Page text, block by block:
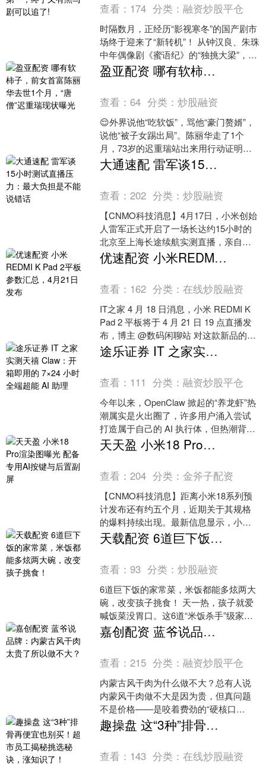
查看： 174 分类：融资炒股平仓
时隔数月，正经历“影视寒冬”的国产剧市
场终于迎来了“新转机”！ 从钟汉良、朱珠
中年偶像剧《蜜语纪》的“独挑大梁”，到
王骁、田曦薇黑马幽默悬疑剧《低智商
犯罪》的口....
盈亚配资 哪有软柿子，前女首富陈丽华去世1个月，“唐僧”迟重瑞现状曝光
查看：64 分类：炒股融资
😌外界说他“吃软饭”，骂他“豪门赘婿”，
说他“被子女踢出局”。陈丽华走了1个
月，73岁的迟重瑞站出来用行动证明：
他不是软柿子。 ⚡最震撼的选择：放弃
470亿遗产....
大通速配 雷军谈15小时测试直播压力：最大负担是不能说错话
查看：202 分类：炒股融资
【CNMO科技消息】4月17日，小米创始
人雷军正式开启了一场长达约15小时的
北京至上海长途续航实测直播，亲自驾
驶新一代小米SU7挑战全程约1265公里
仅补能一次....
优速配资 小米REDMI K Pad 2平板参数汇总，4月21日发布
查看： 162 分类：在线炒股融资
IT之家 4 月 18 日消息，小米 REDMI K
Pad 2 平板将于 4 月 21 日 19 点直播发
布，博主 @数码闲聊站 对这款新品的参
数进行了汇总。....
途乐证券 IT 之家实测天禧 Claw：开箱即用的 7×24 小时全端超能 AI 助理
查看： 111 分类：融资炒股平仓
今年以来，OpenClaw 掀起的“养龙虾”热
潮属实是火出圈了，许多用户涌入尝试
打造属于自己的 AI 执行体，但热潮背
后，痛点也随之暴露：复杂的环境部
署、繁琐的....
天天盈 小米18 Pro渲染图曝光 配备专用AI按键与后置副屏
查看：204 分类：金斧子配资
【CNMO科技消息】距离小米18系列预
计发布还有约五个月，近期关于其规格
的爆料持续出现。最新信息显示，小米
18 Pro的机身背部渲染图及一枚全新的专
用AI按键被....
天载配资 6道巨下饭的家常菜，米饭都能多炫两大碗，改变孩子挑食！
查看：93 分类：炒股融资
6道巨下饭的家常菜，米饭都能多炫两大
碗，改变孩子挑食！ 天一热，孩子就爱
喊饭菜没胃口。这6道“米饭杀手”级家常
菜必须试试，专治挑食宝贝。 饭勺一
抖，汤汁浸透米饭....
嘉创配资 蓝爷说品牌：内蒙古风干肉太贵了所以做不大？
查看：215 分类：融资炒股平仓
内蒙古风干肉为什么做不大？总有人说
内蒙风干肉做不大是因为贵，但真问题
不是价格——是咬着费劲的“硬核口
感”和“特产礼品”的老标签，把它框在
了“旅游伴手礼”的小圈子....
趣操盘 这“3种”排骨再便宜也别买！超市员工揭秘挑选秘诀，涨知识了！
查看： 143 分类：在线炒股融资